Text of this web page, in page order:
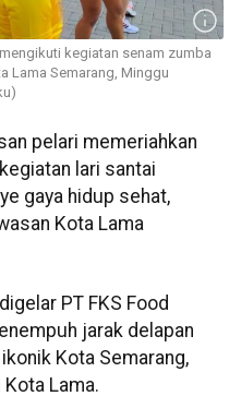
kegiatan senam zumba
Lama Semarang, Minggu
pelari memeriahkan
lari santai
gaya hidup sehat,
Kota Lama
PT FKS Food
jarak delapan
Kota Semarang,
Lama.